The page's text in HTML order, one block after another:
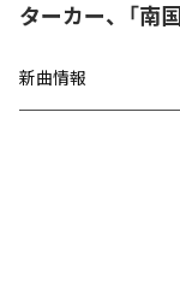
ターカー、「南
新曲情報